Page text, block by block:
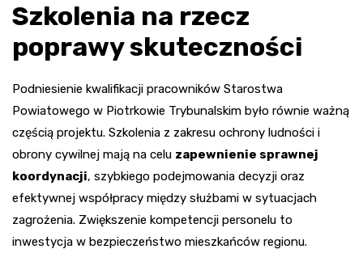
Szkolenia na rzecz
poprawy skuteczności
Podniesienie kwalifikacji pracowników Starostwa
Powiatowego w Piotrkowie Trybunalskim było równie ważną
częścią projektu. Szkolenia z zakresu ochrony ludności i
obrony cywilnej mają na celu zapewnienie sprawnej
koordynacji, szybkiego podejmowania decyzji oraz
efektywnej współpracy między służbami w sytuacjach
zagrożenia. Zwiększenie kompetencji personelu to
inwestycja w bezpieczeństwo mieszkańców regionu.